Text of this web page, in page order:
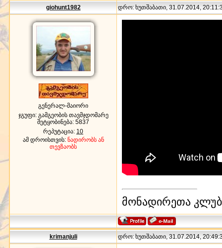
giohunt1982 დრო: ხუთშაბათი, 31.07.2014,
გენერალ-მაიორი
ჯგუფი: გამგეობის თავმჯდომარე
შეტყობინება: 5837
რეპუტაცია: 10
ამ დროისთვის: ნადირობს ან
თევზაობს
მონადირეთა
krimanjuli დრო: ხუთშაბათი, 31.07.2014,